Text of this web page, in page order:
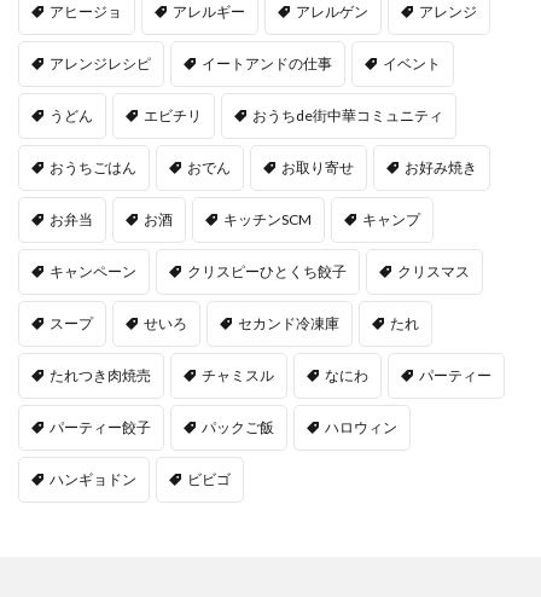
アヒージョ アレルギー アレルゲン アレンジ
アレンジレシピ イートアンドの仕事 イベント
うどん エビチリ おうちde街中華コミュニティ
おうちごはん おでん お取り寄せ お好み焼き
お弁当 お酒 キッチンSCM キャンプ
キャンペーン クリスピーひとくち餃子 クリスマス
スープ せいろ セカンド冷凍庫 たれ
たれつき肉焼売 チャミスル なにわ パーティー
パーティー餃子 パックご飯 ハロウィン
ハンギョドン ビビゴ